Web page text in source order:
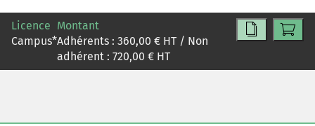
Licence
Campus*
Montant
Adhérents : 360,00 € HT / Non
adhérent : 720,00 € HT